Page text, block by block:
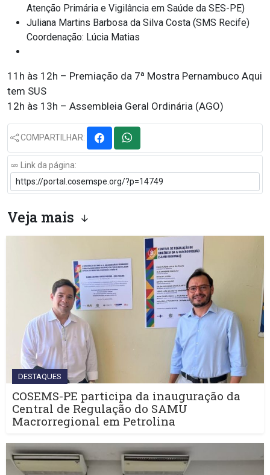
Atenção Primária e Vigilância em Saúde da SES-PE)
Juliana Martins Barbosa da Silva Costa (SMS Recife)
Coordenação: Lúcia Matias
11h às 12h – Premiação da 7ª Mostra Pernambuco Aqui
tem SUS
12h às 13h – Assembleia Geral Ordinária (AGO)
COMPARTILHAR:
Link da página:
Veja mais
DESTAQUES
COSEMS-PE participa da inauguração da
Central de Regulação do SAMU
Macrorregional em Petrolina